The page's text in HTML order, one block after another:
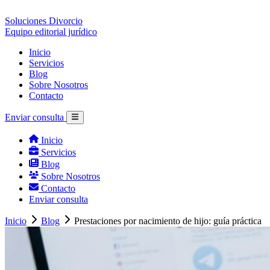
Soluciones Divorcio
Equipo editorial jurídico
Inicio
Servicios
Blog
Sobre Nosotros
Contacto
Enviar consulta
Inicio
Servicios
Blog
Sobre Nosotros
Contacto
Enviar consulta
Inicio Blog Prestaciones por nacimiento de hijo: guía práctica